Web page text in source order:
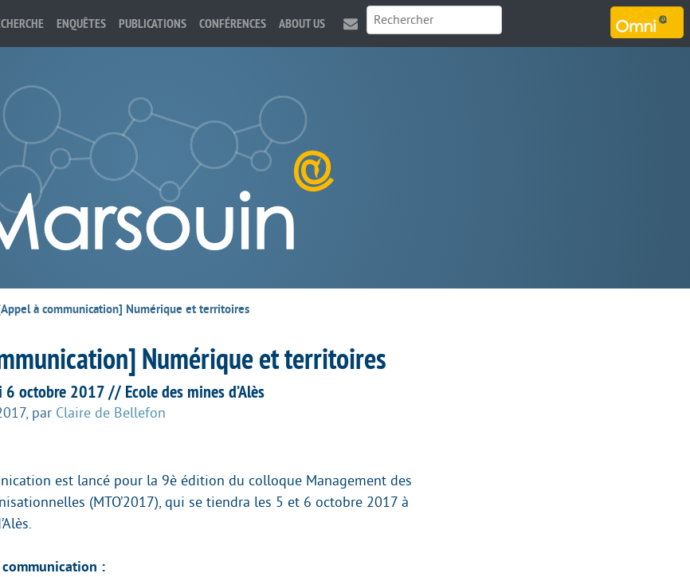
ENQUÊTES PUBLICATIONS CONFÉRENCES ABOUT US
à communication] Numérique et territoires
Numérique et territoires
octobre 2017 // Ecole des mines d’Alès
, par Claire de Bellefon
est lancé pour la 9è édition du colloque Management des
(MTO’2017), qui se tiendra les 5 et 6 octobre 2017 à
communication :